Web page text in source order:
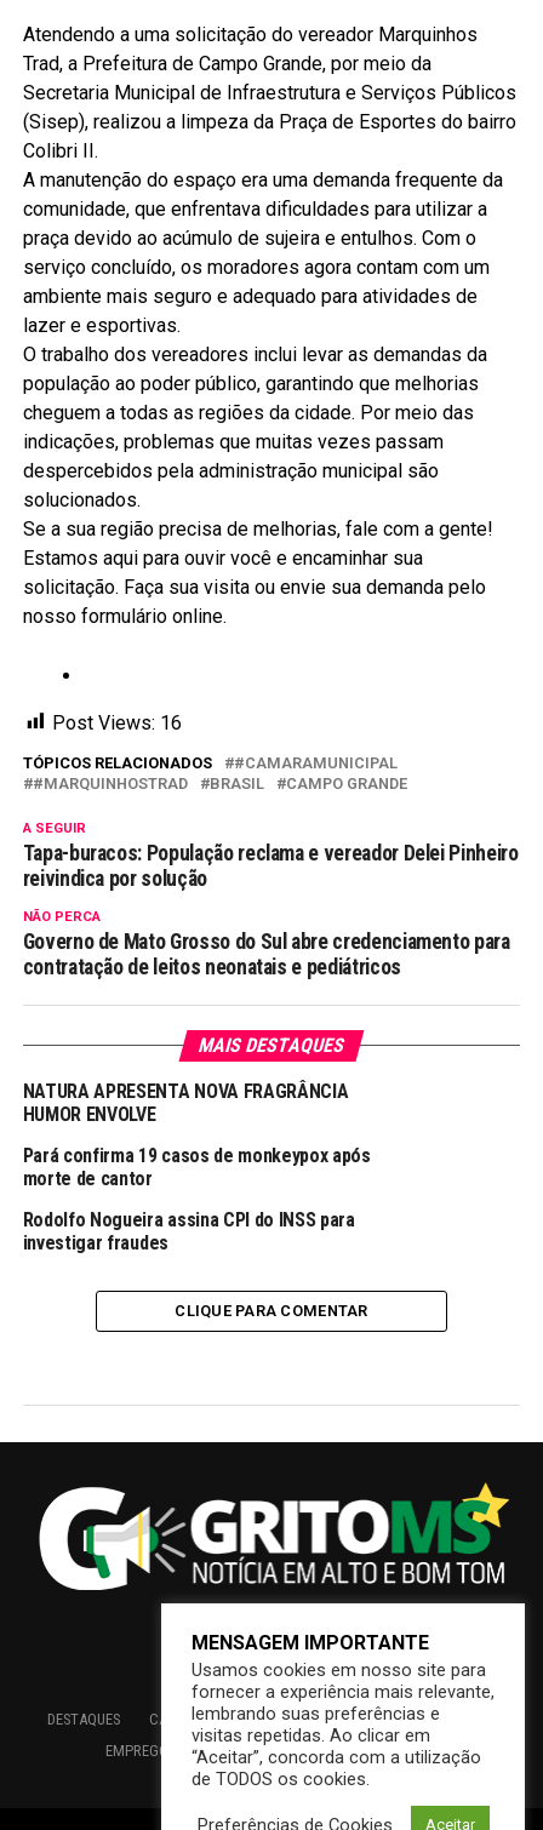
Atendendo a uma solicitação do vereador Marquinhos
Trad, a Prefeitura de Campo Grande, por meio da
Secretaria Municipal de Infraestrutura e Serviços Públicos
(Sisep), realizou a limpeza da Praça de Esportes do bairro
Colibri II.
A manutenção do espaço era uma demanda frequente da
comunidade, que enfrentava dificuldades para utilizar a
praça devido ao acúmulo de sujeira e entulhos. Com o
serviço concluído, os moradores agora contam com um
ambiente mais seguro e adequado para atividades de
lazer e esportivas.
O trabalho dos vereadores inclui levar as demandas da
população ao poder público, garantindo que melhorias
cheguem a todas as regiões da cidade. Por meio das
indicações, problemas que muitas vezes passam
despercebidos pela administração municipal são
solucionados.
Se a sua região precisa de melhorias, fale com a gente!
Estamos aqui para ouvir você e encaminhar sua
solicitação. Faça sua visita ou envie sua demanda pelo
nosso formulário online.
Post Views: 16
TÓPICOS RELACIONADOS
#CAMARAMUNICIPAL
#MARQUINHOSTRAD
BRASIL CAMPO GRANDE
A SEGUIR
Tapa-buracos: População reclama e vereador Delei Pinheiro
reivindica por solução
NÃO PERCA
Governo de Mato Grosso do Sul abre credenciamento para
contratação de leitos neonatais e pediátricos
MAIS DESTAQUES
NATURA APRESENTA NOVA FRAGRÂNCIA
HUMOR ENVOLVE
Pará confirma 19 casos de monkeypox após
morte de cantor
Rodolfo Nogueira assina CPI do INSS para
investigar fraudes
CLIQUE PARA COMENTAR
DESTAQUES CAMPO GRANDE BRASIL SAÚDE
ECONOMIA
EMPREGO
EDUCAÇÃO INTERIOR PREFEITURA
MENSAGEM IMPORTANTE
Usamos cookies em nosso site para
fornecer a experiência mais relevante,
lembrando suas preferências e
visitas repetidas. Ao clicar em
“Aceitar”, concorda com a utilização
de TODOS os cookies.
Preferências de Cookies Aceitar